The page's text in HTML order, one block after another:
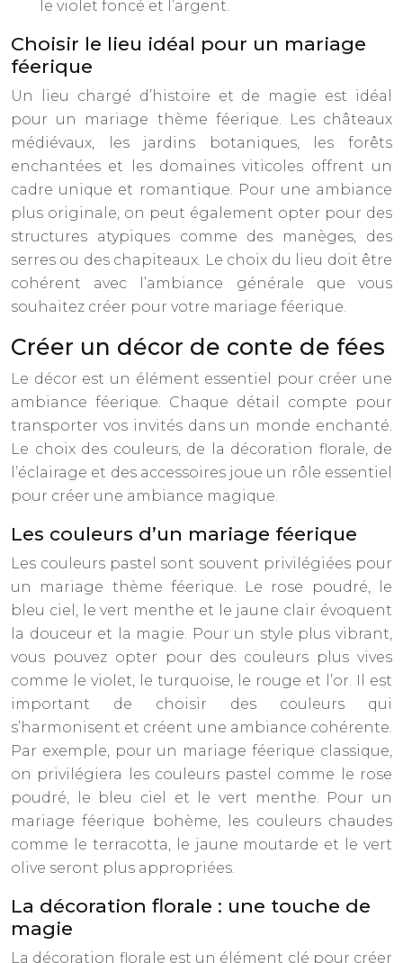
le violet foncé et l’argent.
Choisir le lieu idéal pour un mariage
féerique
Un lieu chargé d’histoire et de magie est idéal
pour un mariage thème féerique. Les châteaux
médiévaux, les jardins botaniques, les forêts
enchantées et les domaines viticoles offrent un
cadre unique et romantique. Pour une ambiance
plus originale, on peut également opter pour des
structures atypiques comme des manèges, des
serres ou des chapiteaux. Le choix du lieu doit être
cohérent avec l’ambiance générale que vous
souhaitez créer pour votre mariage féerique.
Créer un décor de conte de fées
Le décor est un élément essentiel pour créer une
ambiance féerique. Chaque détail compte pour
transporter vos invités dans un monde enchanté.
Le choix des couleurs, de la décoration florale, de
l’éclairage et des accessoires joue un rôle essentiel
pour créer une ambiance magique.
Les couleurs d’un mariage féerique
Les couleurs pastel sont souvent privilégiées pour
un mariage thème féerique. Le rose poudré, le
bleu ciel, le vert menthe et le jaune clair évoquent
la douceur et la magie. Pour un style plus vibrant,
vous pouvez opter pour des couleurs plus vives
comme le violet, le turquoise, le rouge et l’or. Il est
important de choisir des couleurs qui
s’harmonisent et créent une ambiance cohérente.
Par exemple, pour un mariage féerique classique,
on privilégiera les couleurs pastel comme le rose
poudré, le bleu ciel et le vert menthe. Pour un
mariage féerique bohème, les couleurs chaudes
comme le terracotta, le jaune moutarde et le vert
olive seront plus appropriées.
La décoration florale : une touche de
magie
La décoration florale est un élément clé pour créer